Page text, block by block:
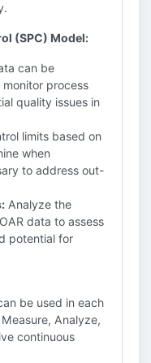
(SPC) Model:
can be
process
quality issues in
limits based on
when
to address out-
Analyze the
data to assess
potential for
be used in each
Analyze,
continuous